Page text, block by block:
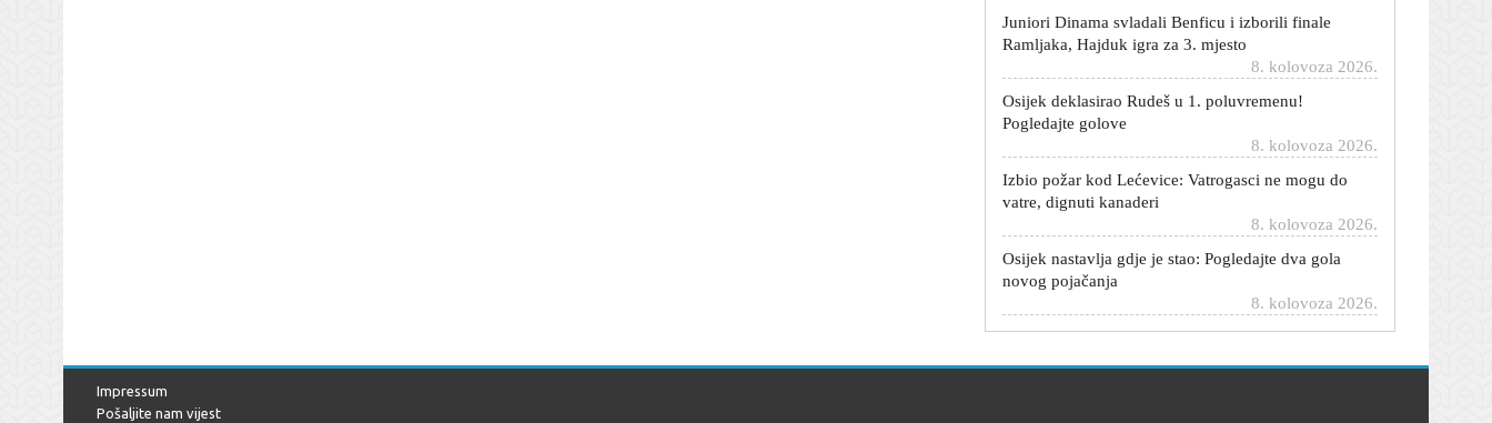
8. kolovoza 2026.
Osijek deklasirao Rudeš u 1. poluvremenu!
8. kolovoza 2026.
Izbio požar kod Lećevice: Vatrogasci ne mogu do
8. kolovoza 2026.
Osijek nastavlja gdje je stao: Pogledajte dva gola
8. kolovoza 2026.
Infantino se oglasio nakon teške optužbe: 'One su
Impressum
Pošaljite nam vijest